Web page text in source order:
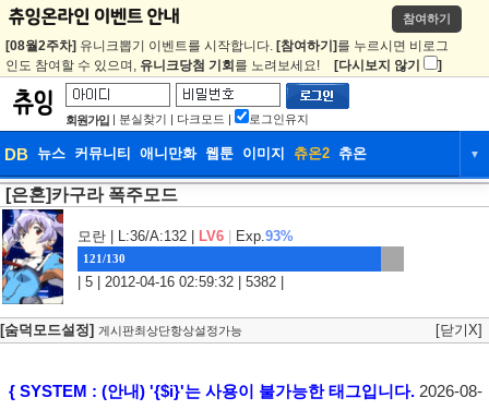
참여하기
[08월2주차] 유니크뽑기 이벤트를 시작합니다. [참여하기] 를 누르시면 비로그
인도 참여할 수 있으며, 유니크당첨 기회 를 노려보세요! [다시보지 않기 ]
회원가입 | 분실찾기 | 다크모드 | 로그인유지
DB 뉴스 커뮤니티 애니만화 웹툰 이미지 츄온2 츄온 ▼
DB 뉴스
웹툰 이미지 츄온2
[은혼]카구라 폭주모드
모란 | L:36/A:132 | LV6 Exp.93%
121/130
| 5 | 2012-04-16 02:59:32 | 5382 |
[숨덕모드설정] 게시판최상단항상설정가능 [닫기X]
{ SYSTEM : (안내) '{$i}'는 사용이 불가능한 태그입니다.2026-08-